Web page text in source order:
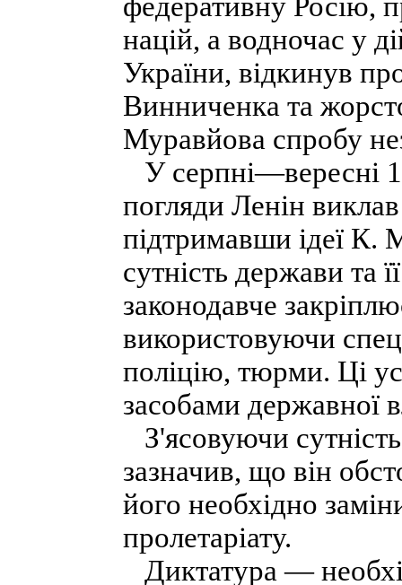
націй, а водночас у
України, відкинув
Винниченка та
Муравйова спробу
У серпні—вересні
погляди Ленін
підтримавши ідеї К.
сутність держави та
законодавче
використовуючи
поліцію, тюрми. Ці
засобами державної
З'ясовуючи
зазначив, що він
його необхідно
пролетаріату.
Диктатура —